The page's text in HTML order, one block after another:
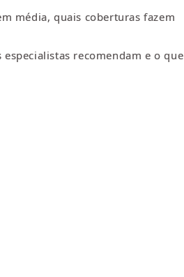
média, quais coberturas fazem
recomendam e o que